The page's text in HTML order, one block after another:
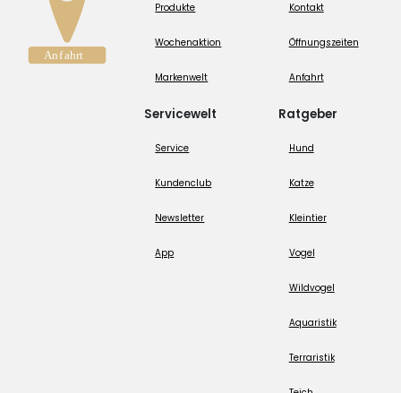
Produkte
Wochenaktion
Markenwelt
Servicewelt
Service
Kundenclub
Newsletter
App
Kontakt
Öffnungszeiten
Anfahrt
Ratgeber
Hund
Katze
Kleintier
Vogel
Wildvogel
Aquaristik
Terraristik